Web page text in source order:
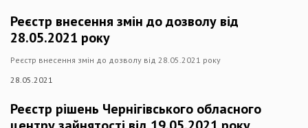
Реєстр внесення змін до дозволу від
28.05.2021 року
Реєстр внесення змін до дозволу від 28.05.2021 року
28.05.2021
Реєстр рішень Чернігівського обласного